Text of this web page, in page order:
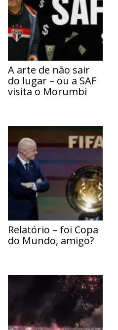
A arte de não sair
do lugar – ou a SAF
visita o Morumbi
Relatório – foi Copa
do Mundo, amigo?